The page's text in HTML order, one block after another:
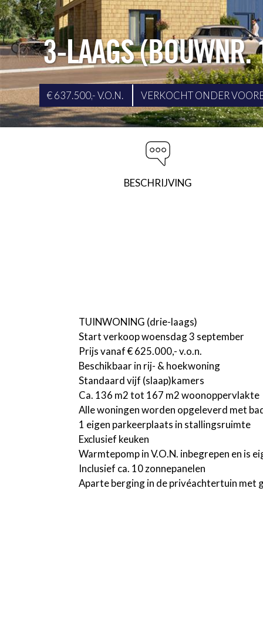
3-LAAGS (BOUWNR.
€ 637.500,- V.O.N. VERKOCHT ONDER
BESCHRIJVING
TUINWONING (drie-laags)
Start verkoop woensdag 3 september
Prijs vanaf € 625.000,- v.o.n.
Beschikbaar in rij- & hoekwoning
Standaard vijf (slaap)kamers
Ca. 136 m2 tot 167 m2 woonoppervlakte
Alle woningen worden opgeleverd met
1 eigen parkeerplaats in stallingsruimte
Exclusief keuken
Warmtepomp in V.O.N. inbegrepen en is
Inclusief ca. 10 zonnepanelen
Aparte berging in de privéachtertuin met